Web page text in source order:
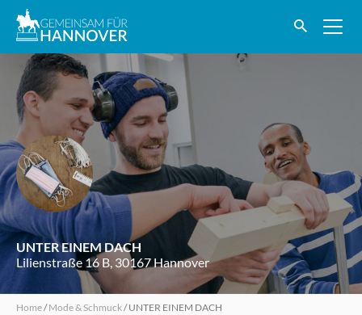
UNTER EINEM DACH
Lilienstraße 16 B, 30167 Hannover
Home/Mode & Schmuck/UNTER EINEM DACH